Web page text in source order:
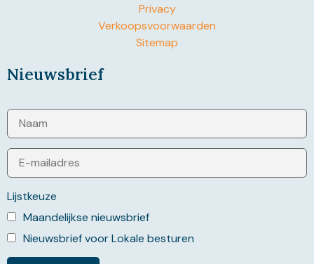
Privacy
Verkoopsvoorwaarden
Sitemap
Nieuwsbrief
Lijstkeuze
Maandelijkse nieuwsbrief
Nieuwsbrief voor Lokale besturen